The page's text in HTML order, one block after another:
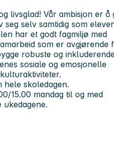
livsglad! Vår ambisjon er å
selv samtidig som
har et godt fagmiljø med
som er avgjørende
robuste og
sosiale og emosjonelle
hele skoledagen.
15.00 mandag til og med